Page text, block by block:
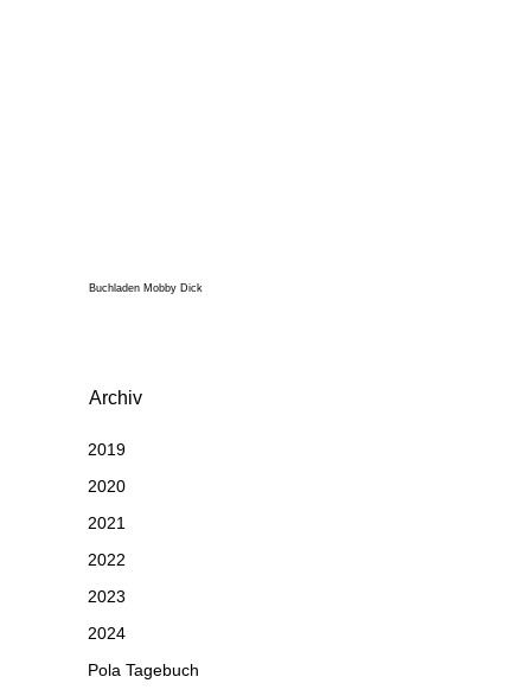
Buchladen Mobby Dick
Archiv
2019
2020
2021
2022
2023
2024
Pola Tagebuch